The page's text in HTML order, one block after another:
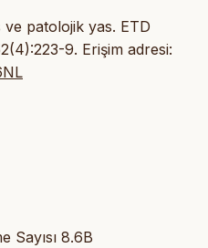
ve patolojik yas. ETD
9. Erişim adresi:
Sayısı 8.6B